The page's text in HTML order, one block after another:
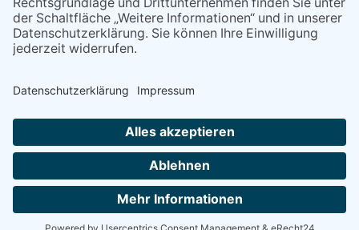
Copyright © 2026 Mittelrhein Tageblatt – Nachrichten, News und
aktuelle Meldungen aus Deutschland und der Welt | Powered by
SEO WP Theme